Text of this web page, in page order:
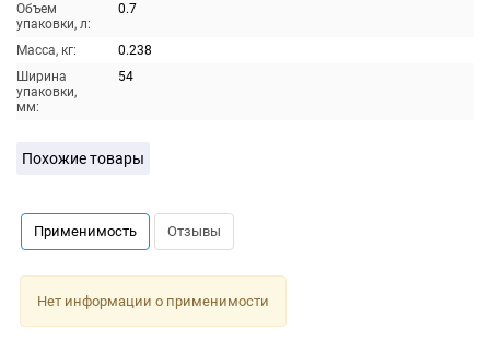
Объем
упаковки, л:
0.7
Масса, кг:
0.238
Ширина
упаковки,
мм:
54
Похожие товары
Применимость Отзывы
Нет информации о применимости